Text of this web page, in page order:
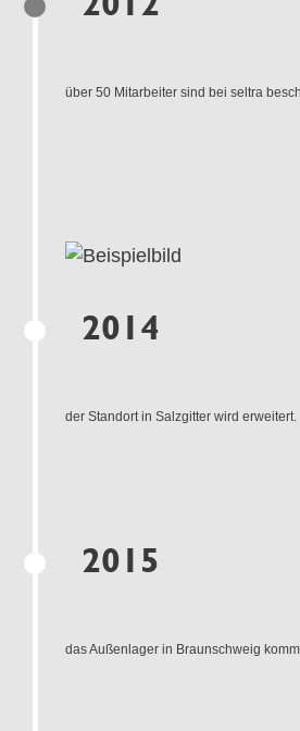
über 50 Mitarbeiter sind bei seltra
2014
der Standort in Salzgitter wird erweitert.
2015
das Außenlager in Braunschweig